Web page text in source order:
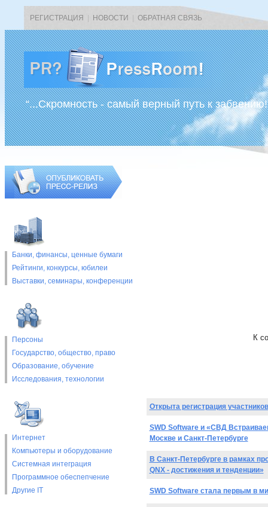
РЕГИСТРАЦИЯ НОВОСТИ ОБРАТНАЯ СВЯЗЬ
“...Скромность - самый верный путь к
Банки, финансы, ценные бумаги
Рейтинги, конкурсы, юбилеи
Выставки, cеминары, конференции
Персоны
Государство, общество, право
Образование, обучение
Исследования, технологии
Интернет
Компьютеры и оборудование
Системная интеграция
Программное обеспепчение
Другие IT
К
Открыта регистрация
SWD Software и «СВД
Москве и Санкт-Петербурге
В Санкт-Петербурге в рамках
QNX - достижения и тенденции»
SWD Software стала первым в